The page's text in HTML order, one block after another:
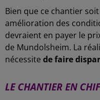
Bien que ce chantier
amélioration des
devraient en payer le
de Mundolsheim. La
nécessite de faire
LE CHANTIER EN